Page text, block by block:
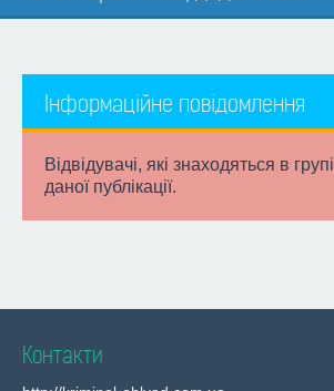
Інформаційне повідомлення
Відвідувачі, які знаходяться в групі
даної публікації.
Контакти